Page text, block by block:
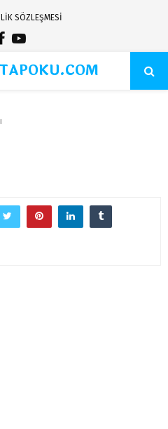
SÖZLEŞMESİ
Facebook
Youtube